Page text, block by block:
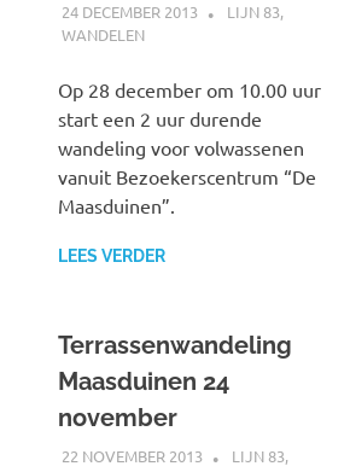
24 DECEMBER 2013 SPOORZOEKER
LIJN 83,
WANDELEN
Op 28 december om 10.00 uur
start een 2 uur durende
wandeling voor volwassenen
vanuit Bezoekerscentrum “De
Maasduinen”.
LEES VERDER
Terrassenwandeling
Maasduinen 24
november
22 NOVEMBER 2013 SPOORZOEKER
LIJN 83,